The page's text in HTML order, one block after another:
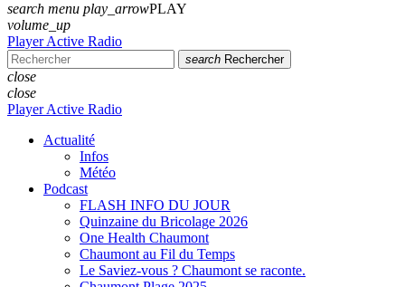
search menu play_arrowPLAY
volume_up
Player Active Radio
search Rechercher
close
close
Player Active Radio
Actualité
Infos
Météo
Podcast
FLASH INFO DU JOUR
Quinzaine du Bricolage 2026
One Health Chaumont
Chaumont au Fil du Temps
Le Saviez-vous ? Chaumont se raconte.